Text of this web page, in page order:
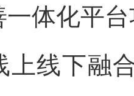
化平台
上线下融